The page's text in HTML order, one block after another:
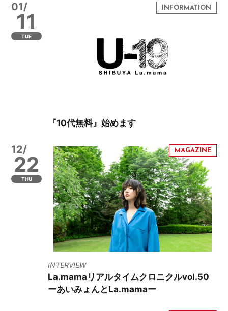
01/
11
TUE
『10代無料』始めます
12/
22
THU
INTERVIEW
La.mamaリアルタイムクロニクルvol.50
ーあいみょんとLa.mamaー